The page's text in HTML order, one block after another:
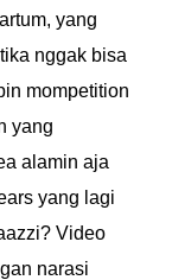
yang
nggak bisa
mompetition
yang
alamin aja
yang lagi
Video
narasi